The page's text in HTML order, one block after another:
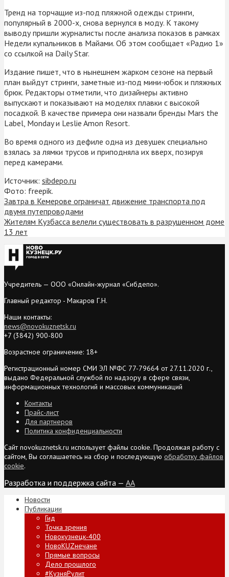
Тренд на торчащие из-под пляжной одежды стринги,
популярный в 2000-х, снова вернулся в моду. К такому
выводу пришли журналисты после анализа показов в рамках
Недели купальников в Майами. Об этом сообщает «Радио 1»
со ссылкой на Daily Star.
Издание пишет, что в нынешнем жарком сезоне на первый
план выйдут стринги, заметные из-под мини-юбок и пляжных
брюк. Редакторы отметили, что дизайнеры активно
выпускают и показывают на моделях плавки с высокой
посадкой. В качестве примера они назвали бренды Mars the
Label, Monday и Leslie Amon Resort.
Во время одного из дефиле одна из девушек специально
взялась за лямки трусов и приподняла их вверх, позируя
перед камерами.
Источник: sibdepo.ru
Фото: freepik.
Завтра в Кемерове ограничат движение транспорта под
двумя путепроводами
Жителям Кузбасса велели существовать в разрушенном доме
13 лет
Учредитель — ООО «Онлайн-журнал «Сибдепо».
Главный редактор - Макаров Г.Н.
Наши контакты:
news@novokuznetsk.ru
+7 (3842) 900-800
Возрастное ограничение: 18+
Регистрационный номер СМИ ЭЛ №ФС 77-79664 от 27.11.2020 г.,
выдано Федеральной службой по надзору в сфере связи,
информационных технологий и массовых коммуникаций
Контакты
Прайс-лист
Для партнеров
Политика конфиденциальности
Сайт novokuznetsk.ru использует файлы cookie. Продолжая работу с
сайтом, Вы соглашаетесь на сбор и последующую обработку файлов
cookie.
Разработка и поддержка сайта — AA
Новости
Публикации
Гид
Точка зрения
Новокузнецк-400
НовоKUZнечане
Прямые вопросы
Дело прошлого
#КузняРулит